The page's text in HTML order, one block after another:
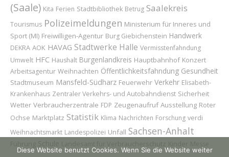
(Saale) Kita Ferien Stadtbibliothek Betrug Saalekreis
Tourismus Polizeimeldungen Ministerium für Inneres und
Sport (MI) Freiwilligen-Agentur Burg Giebichenstein Handwerk
DEKRA AOK HAVAG Stadtwerke Halle Vermisstenfahndung
Umwelt HFC Haushalt Burgenlandkreis Hauptbahnhof Konzert
Arbeitsagentur Weihnachten Öffentlichkeitsfahndung Gesundheit
Stadtmuseum Mansfeld-Südharz Feuerwehr Verkehr Elisabeth-
Krankenhaus Zentraler Verkehrs- und Autobahndienst Sicherheit
Wetter Verbraucherzentrale FDP Zeugenaufruf Ausstellung Roter
Ochse Marktplatz Statistik Klima Nachrichten Forschung verdi
Weihnachtsmarkt Landespolizei Unfall Sachsen-Anhalt
Diese Website benutzt Cookies. Wenn Sie die Website weiter